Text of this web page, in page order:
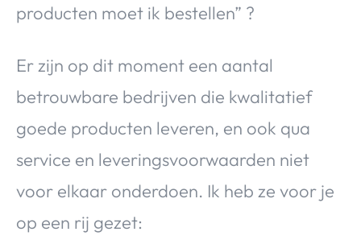
producten moet ik bestellen” ?
Er zijn op dit moment een aantal
betrouwbare bedrijven die kwalitatief
goede producten leveren, en ook qua
service en leveringsvoorwaarden niet
voor elkaar onderdoen. Ik heb ze voor je
op een rij gezet: